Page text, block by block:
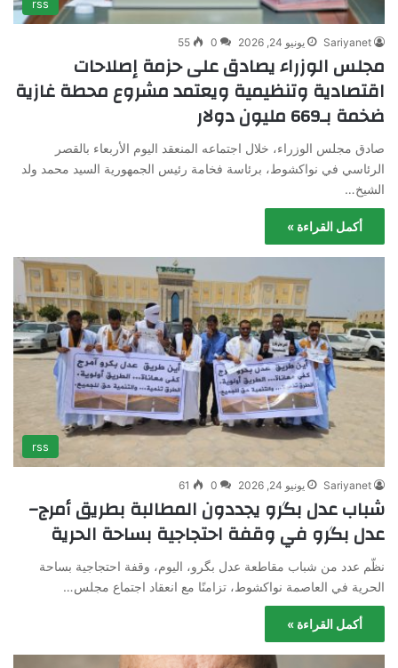
rss
Sariyanet يونيو 24, 2026 0
55
مجلس الوزراء يصادق على حزمة إصلاحات
اقتصادية وتنظيمية ويعتمد مشروع محطة غازية
ضخمة بـ669 مليون دولار
صادق مجلس الوزراء، خلال اجتماعه المنعقد اليوم الأربعاء بالقصر
الرئاسي في نواكشوط، برئاسة فخامة رئيس الجمهورية السيد محمد ولد
الشيخ…
أكمل القراءة »
rss
Sariyanet يونيو 24, 2026 0
61
شباب عدل بگرو يجددون المطالبة بطريق أمرج–
عدل بگرو في وقفة احتجاجية بساحة الحرية
نظّم عدد من شباب مقاطعة عدل بگرو، اليوم، وقفة احتجاجية بساحة
الحرية في العاصمة نواكشوط، تزامنًا مع انعقاد اجتماع مجلس…
أكمل القراءة »